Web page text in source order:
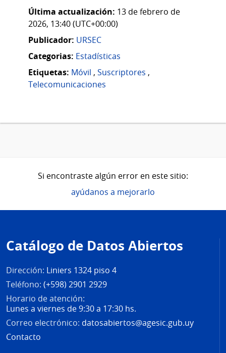
Última actualización: 13 de febrero de
2026, 13:40 (UTC+00:00)
Publicador: URSEC
Categorias: Estadísticas
Etiquetas: Móvil , Suscriptores ,
Telecomunicaciones
Si encontraste algún error en este sitio:
ayúdanos a mejorarlo
de
página
Catálogo de Datos Abiertos
Dirección: Liniers 1324 piso 4
Teléfono: (+598) 2901 2929
Horario de atención:
Lunes a viernes de 9:30 a 17:30 hs.
Correo electrónico: datosabiertos@agesic.gub.uy
Contacto